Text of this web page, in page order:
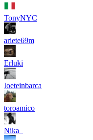
TonyNYC
ariete69m
Erluki
Ioeteinbarca
toroamico
Nika_